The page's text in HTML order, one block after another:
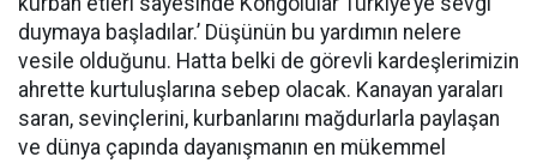
duymaya başladılar.’ Düşünün bu yardımın nelere
vesile olduğunu. Hatta belki de görevli kardeşlerimizin
ahrette kurtuluşlarına sebep olacak. Kanayan yaraları
saran, sevinçlerini, kurbanlarını mağdurlarla paylaşan
ve dünya çapında dayanışmanın en mükemmel